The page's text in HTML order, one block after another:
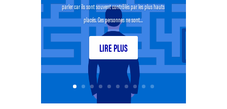
parler car ils sont souvent contrôlés par les plus hauts
placés. Ces personnes ne sont...
LIRE PLUS